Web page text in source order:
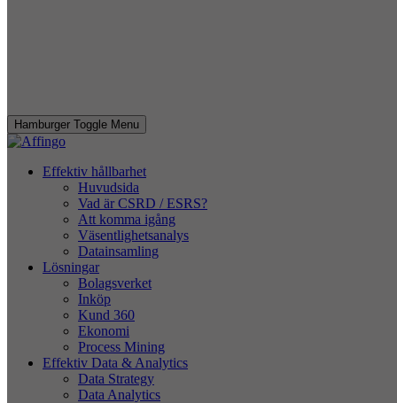
Hamburger Toggle Menu
Effektiv hållbarhet
Huvudsida
Vad är CSRD / ESRS?
Att komma igång
Väsentlighetsanalys
Datainsamling
Lösningar
Bolagsverket
Inköp
Kund 360
Ekonomi
Process Mining
Effektiv Data & Analytics
Data Strategy
Data Analytics